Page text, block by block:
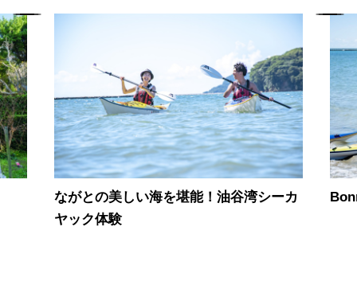
ながとの美しい海を堪能！油谷湾シーカ
ヤック体験